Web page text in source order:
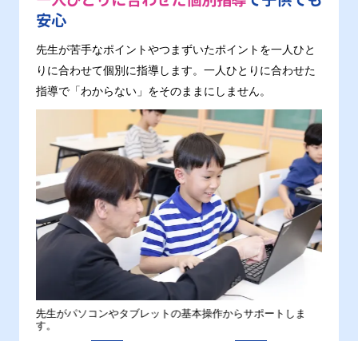
安心
先生が苦手なポイントやつまずいたポイントを一人ひと
りに合わせて個別に指導します。一人ひとりに合わせた
指導で「わからない」をそのままにしません。
先生がパソコンやタブレットの基本操作からサポートしま
す。